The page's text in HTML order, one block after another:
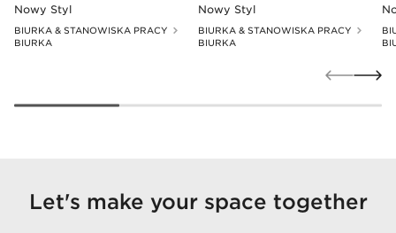
Nowy Styl
BIURKA & STANOWISKA PRACY
BIURKA
Nowy Styl
BIURKA & STANOWISKA PRACY
BIURKA
Let's make your space together